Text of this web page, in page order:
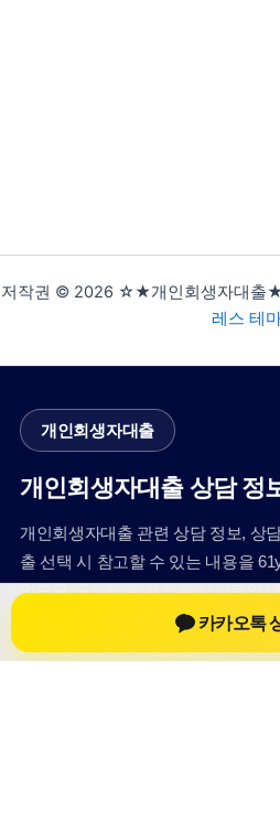
저작권 © 2026 ☆★개인회생자대출
레스 테
개인회생자대출
개인회생자대출 상담 정
개인회생자대출 관련 상담 정보, 상
출 선택 시 참고할 수 있는 내용을
있도록 구성했습니다. 본 사이트의
한 자료이며, 실제 가능 여부와 조건
해 확인하는 것이 필요합니다.
카카오톡